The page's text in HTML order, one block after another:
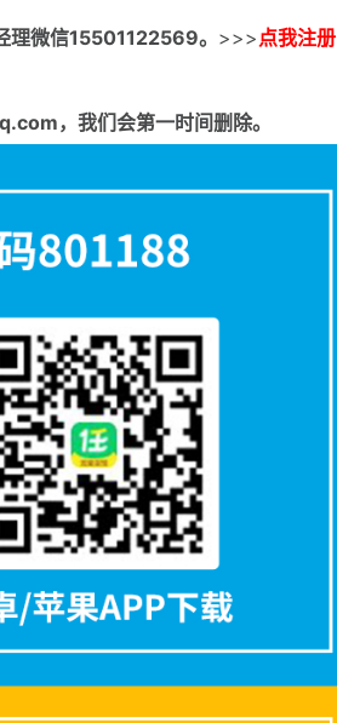
理微信15501122569。 >>>点我注册
，我们会第一时间删除。